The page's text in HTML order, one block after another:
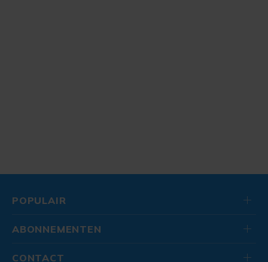
POPULAIR
ABONNEMENTEN
CONTACT